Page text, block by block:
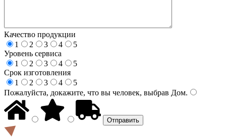
Качество продукции
1
2 3 4
5
Уровень сервиса
1
2 3 4
5
Срок изготовления
1
2 3 4
5
Пожалуйста, докажите, что вы человек, выбрав Дом.